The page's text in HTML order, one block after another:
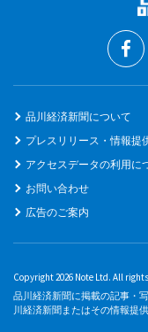
品川経済新聞について
プレスリリース・情報提
アクセスデータの利用に
お問い合わせ
広告のご案内
Copyright 2026 Note Ltd. All
品川経済新聞に掲載の記事・
川経済新聞またはその情報提